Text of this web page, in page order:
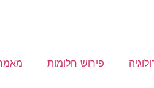
פירוש חלומות